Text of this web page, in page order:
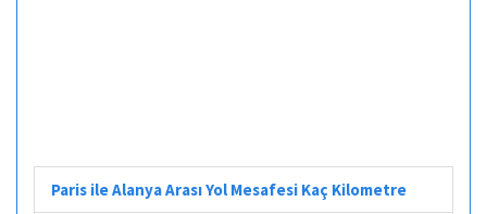
Paris ile Alanya Arası Yol Mesafesi Kaç Kilometre